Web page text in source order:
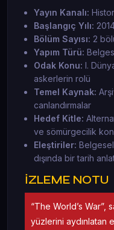
Yayın Kanalı:
Başlangıç Yılı:
Bölüm Sayısı: 2
Yapım Türü:
Odak Konu: I.
askerlerin rolü
Temel Kaynak:
canlandırmalar
Hedef Kitle:
ve sömürgecilik
Eleştiriler:
dışında bir tarih
İZLEME NOTU
“The World’s War”,
yüzlerini aydınlatan